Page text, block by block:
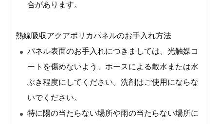
合があります。
熱線吸収アクアポリカパネルのお手入れ方法
パネル表面のお手入れにつきましては、光触媒コ
ートを傷めないよう、ホースによる散水または水
ぶき程度にしてください。洗剤はご使用にならな
いでください。
特に陽の当たらない場所や雨の当たらない場所に